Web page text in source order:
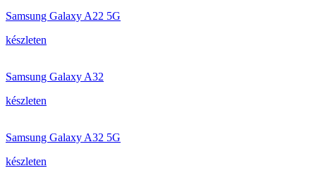
Samsung Galaxy A22 5G
készleten
Samsung Galaxy A32
készleten
Samsung Galaxy A32 5G
készleten